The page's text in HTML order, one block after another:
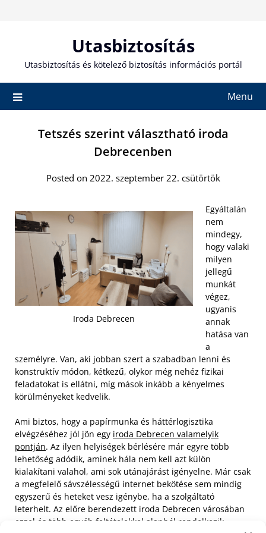
Utasbiztosítás
Utasbiztosítás és kötelező biztosítás információs portál
Menu
Tetszés szerint választható iroda
Debrecenben
Posted on 2022. szeptember 22. csütörtök
Iroda Debrecen
Egyáltalán
nem
mindegy,
hogy valaki
milyen
jellegű
munkát
végez,
ugyanis
annak
hatása van
a
személyre. Van, aki jobban szert a szabadban lenni és
konstruktív módon, kétkezű, olykor még nehéz fizikai
feladatokat is ellátni, míg mások inkább a kényelmes
körülményeket kedvelik.
Ami biztos, hogy a papírmunka és háttérlogisztika
elvégzéséhez jól jön egy iroda Debrecen valamelyik
pontján. Az ilyen helyiségek bérlésére már egyre több
lehetőség adódik, aminek hála nem kell azt külön
kialakítani valahol, ami sok utánajárást igényelne. Már csak
a megfelelő sávszélességű internet bekötése sem mindig
egyszerű és heteket vesz igénybe, ha a szolgáltató
leterhelt. Az előre berendezett iroda Debrecen városában
ezzel és több egyéb feltételekkel alapból rendelkezik.